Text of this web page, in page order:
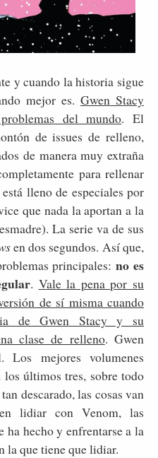
y cuando la historia sigue
mejor es. Gwen Stacy
del mundo. El
de issues de relleno,
de manera muy extraña
para rellenar
lleno de especiales por
que nada la aportan a la
La serie va de sus
en dos segundos. Así que,
principales:no es
. Vale la pena por su
de sí misma cuando
de Gwen Stacy y su
clase de relleno. Gwen
Los mejores volumenes
los últimos tres, sobre todo
descarado, las cosas van
lidiar con Venom, las
ha hecho y enfrentarse a la
la que tiene que lidiar.